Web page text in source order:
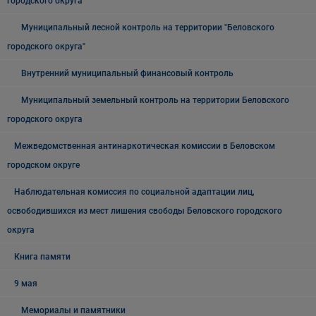
Муниципальный лесной контроль на территории "Беловского
городского округа"
Внутренний муниципальный финансовый контроль
Муниципальный земельный контроль на территории Беловского
городского округа
Межведомственная антинаркотическая комиссии в Беловском
городском округе
Наблюдательная комиссия по социальной адаптации лиц,
освободившихся из мест лишения свободы Беловского городского
округа
Книга памяти
9 мая
Мемориалы и памятники